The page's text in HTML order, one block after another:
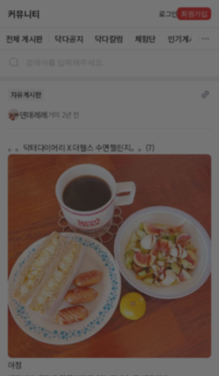
커뮤니티 로그인 회원가입
전체 게시판 닥다공지 닥다칼럼 체험단 인기게시글
자유게시판
덴데레레 거의 2년 전
。。닥터다이어리 X 더헬스 수면챌린지。。(7)
아점